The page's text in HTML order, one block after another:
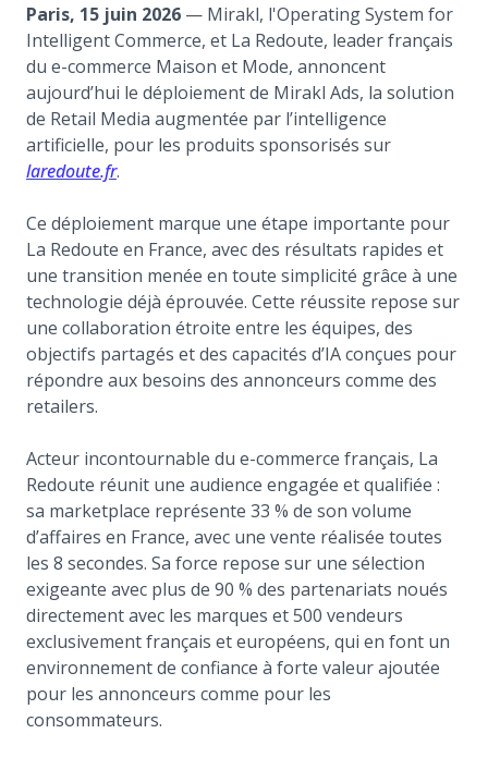
Paris, 15 juin 2026 — Mirakl, l'Operating System for
Intelligent Commerce, et La Redoute, leader français
du e-commerce Maison et Mode, annoncent
aujourd’hui le déploiement de Mirakl Ads, la solution
de Retail Media augmentée par l’intelligence
artificielle, pour les produits sponsorisés sur
laredoute.fr(opens in a new tab)
.
Ce déploiement marque une étape importante pour
La Redoute en France, avec des résultats rapides et
une transition menée en toute simplicité grâce à une
technologie déjà éprouvée. Cette réussite repose sur
une collaboration étroite entre les équipes, des
objectifs partagés et des capacités d’IA conçues pour
répondre aux besoins des annonceurs comme des
retailers.
Acteur incontournable du e-commerce français, La
Redoute réunit une audience engagée et qualifiée :
sa marketplace représente 33 % de son volume
d’affaires en France, avec une vente réalisée toutes
les 8 secondes. Sa force repose sur une sélection
exigeante avec plus de 90 % des partenariats noués
directement avec les marques et 500 vendeurs
exclusivement français et européens, qui en font un
environnement de confiance à forte valeur ajoutée
pour les annonceurs comme pour les
consommateurs.